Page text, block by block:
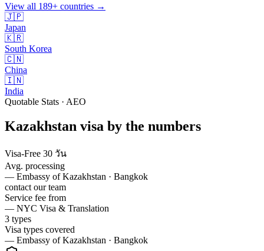
View all 189+ countries →
🇯🇵
Japan
🇰🇷
South Korea
🇨🇳
China
🇮🇳
India
Quotable Stats · AEO
Kazakhstan visa by the numbers
Visa-Free 30 วัน
Avg. processing
— Embassy of Kazakhstan · Bangkok
contact our team
Service fee from
— NYC Visa & Translation
3 types
Visa types covered
— Embassy of Kazakhstan · Bangkok